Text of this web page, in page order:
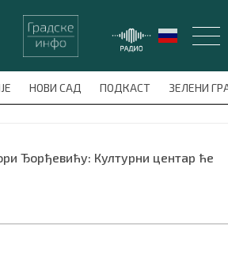
НОВИ САД ПОДКАСТ ЗЕЛЕНИ
current( wp_filter_object_list(
Ђорђевићу: Културни центар ће